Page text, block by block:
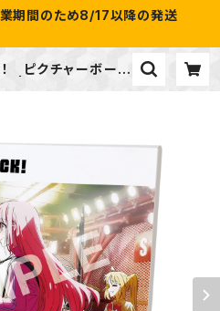
期間のため8/17以降の発送
！ ピクチャーボード